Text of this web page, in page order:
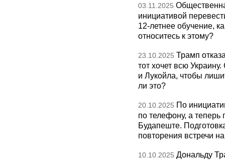
03.11.2025
инициативой
12-летнее обучение,
относитесь к этому?
23.10.2025 Трамп
тот хочет всю
и Лукойла, чтобы
ли это?
20.10.2025 По
по телефону, а теперь
Будапеште.
повторения встречи
10.10.2025 Дональду